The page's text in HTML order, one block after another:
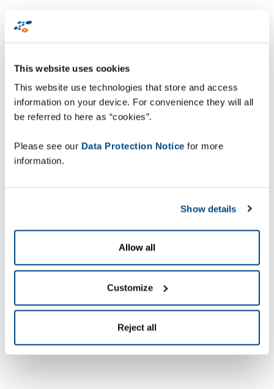
This website uses cookies
This website use technologies that store and access
information on your device. For convenience they will all
be referred to here as “cookies”.
Please see our Data Protection Notice for more
information.
Show details
Allow all
Customize
Reject all